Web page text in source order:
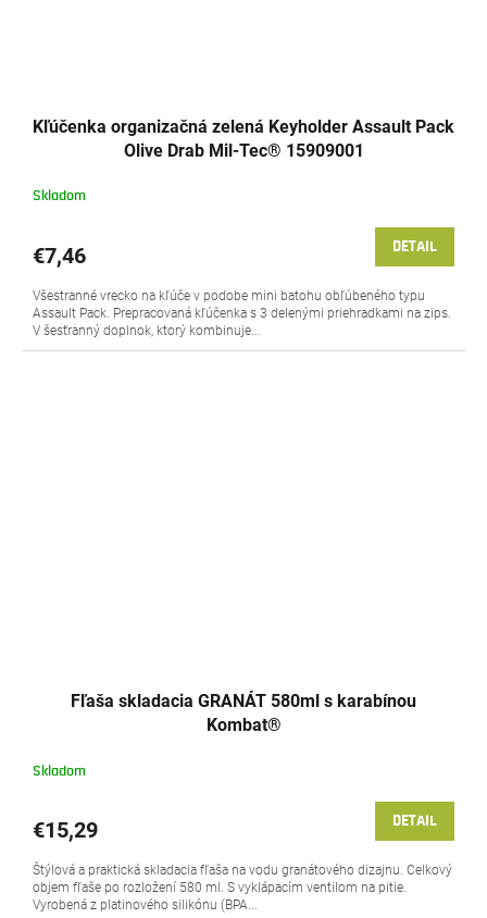
Kľúčenka organizačná zelená Keyholder Assault Pack
Olive Drab Mil-Tec® 15909001
Skladom
€7,46 DETAIL
Všestranné vrecko na kľúče v podobe mini batohu obľúbeného typu
Assault Pack. Prepracovaná kľúčenka s 3 delenými priehradkami na zips.
V šesťranný doplnok, ktorý kombinuje...
Fľaša skladacia GRANÁT 580ml s karabínou
Kombat®
Skladom
€15,29 DETAIL
Štýlová a praktická skladacia fľaša na vodu granátového dizajnu. Celkový
objem fľaše po rozložení 580 ml. S vyklápacím ventilom na pitie.
Vyrobená z platinového silikónu (BPA...